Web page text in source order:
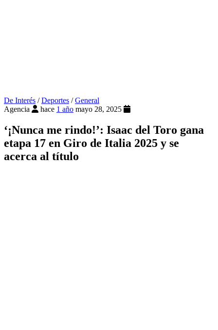
De Interés /Deportes /General
Agencia
hace 1 año mayo 28, 2025
‘¡Nunca me rindo!’: Isaac del Toro gana
etapa 17 en Giro de Italia 2025 y se
acerca al título